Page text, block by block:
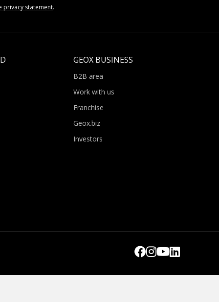
privacy statement.
GEOX BUSINESS
B2B area
Work with us
Franchise
Geox.biz
Investors